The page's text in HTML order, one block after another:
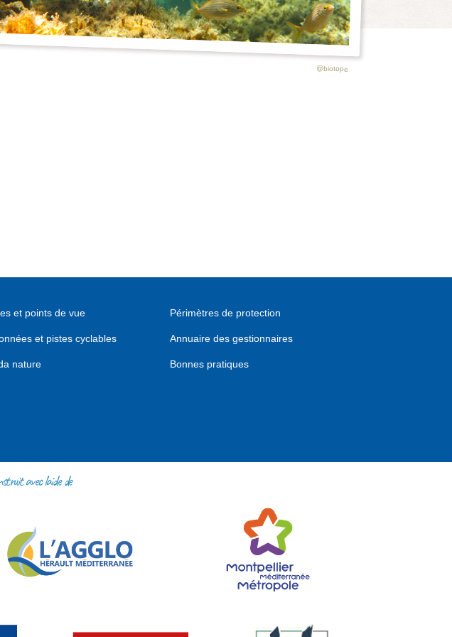
@biotope
et points de vue
et pistes cyclables
nature
Périmètres de protection
Annuaire des gestionnaires
Bonnes pratiques
avec l'aide de